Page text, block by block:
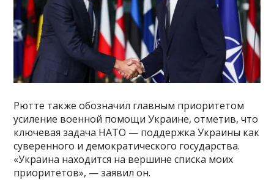
Рютте также обозначил главным приоритетом
усиление военной помощи Украине, отметив, что
ключевая задача НАТО — поддержка Украины как
суверенного и демократического государства.
«Украина находится на вершине списка моих
приоритетов», — заявил он.